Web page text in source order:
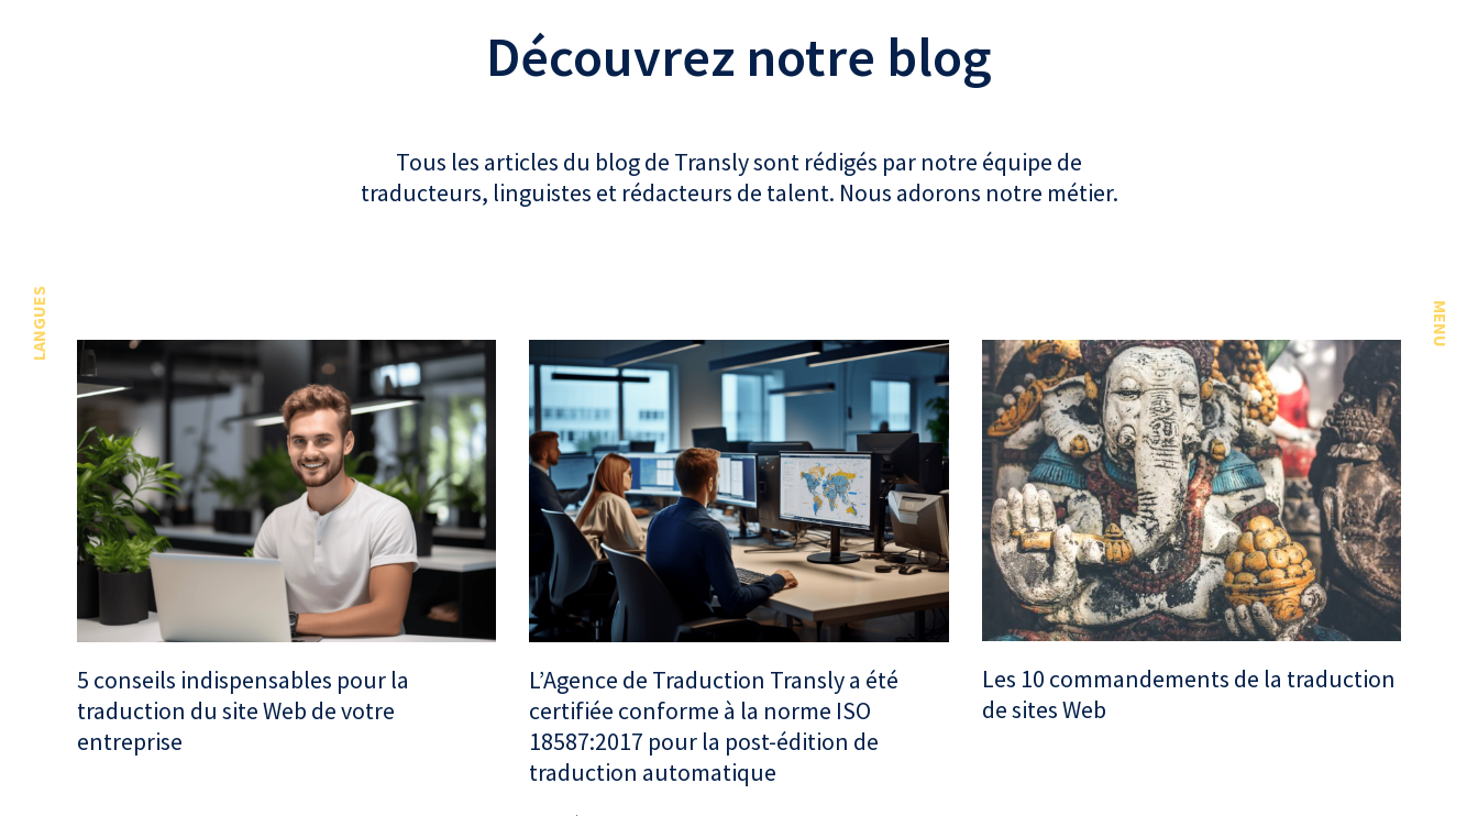
Découvrez notre blog
Tous les articles du blog de Transly sont rédigés par notre équipe de
traducteurs, linguistes et rédacteurs de talent. Nous adorons notre métier.
5 conseils indispensables pour la
traduction du site Web de votre
entreprise
L’Agence de Traduction Transly a été
certifiée conforme à la norme ISO
18587:2017 pour la post-édition de
traduction automatique
Les 10 commandements de la traduction
de sites Web
LANGUES MENU